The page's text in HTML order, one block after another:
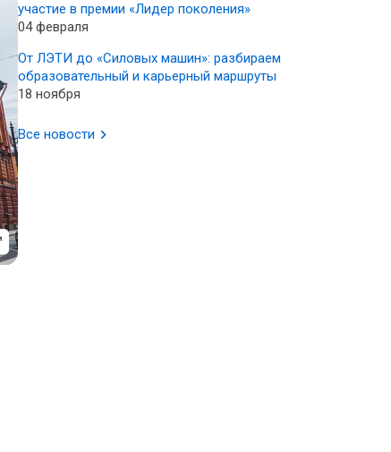
участие в премии «Лидер поколения»
04 февраля
От ЛЭТИ до «Силовых машин»: разбираем
образовательный и карьерный маршруты
18 ноября
Все новости